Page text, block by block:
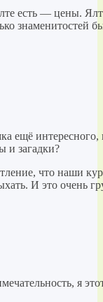
есть — цены.
знаменитостей
ещё
и загадки?
что наши
И это очень
я